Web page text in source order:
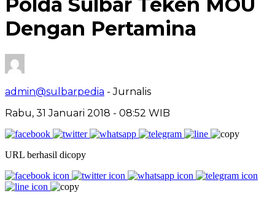
Dengan Pertamina
admin@sulbarpedia - Jurnalis
Rabu, 31 Januari 2018 - 08:52 WIB
URL berhasil dicopy